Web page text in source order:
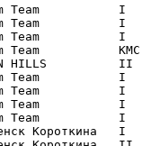
Team           I
Team           I
Team           I
Team           КМС
HILLS          II
Team           I
Team           I
Team           I
Team           I
Короткина   I